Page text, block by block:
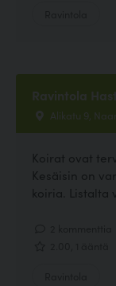
Ravintola
Alikatu 9,
Koirat ovat
Kesäisin on
koiria. Listalta